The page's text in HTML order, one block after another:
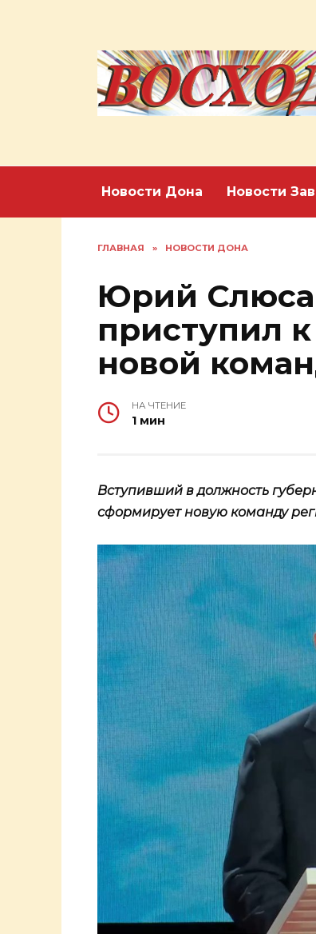
Новости Дона Новости
ГЛАВНАЯ » НОВОСТИ ДОНА
Юрий
приступил
новой
НА ЧТЕНИЕ
1 мин
Вступивший в должность
сформирует новую команду